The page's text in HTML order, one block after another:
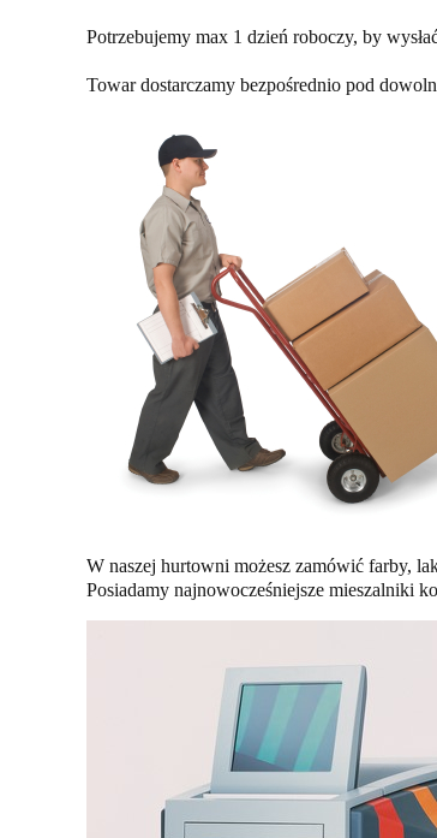
Potrzebujemy max 1 dzień roboczy, by
Towar dostarczamy bezpośrednio pod
W naszej hurtowni możesz zamówić farby,
Posiadamy najnowocześniejsze mieszalniki